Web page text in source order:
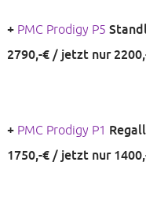
+ PMC Prodigy P5
2790,-€ / jetzt nur
+ PMC Prodigy P1
1750,-€ / jetzt nur
+ Marantz AV 7706